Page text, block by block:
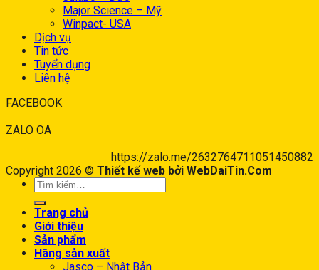
Major Science – Mỹ
Winpact- USA
Dịch vụ
Tin tức
Tuyển dụng
Liên hệ
FACEBOOK
ZALO OA
https://zalo.me/2632764711051450882
Copyright 2026 © Thiết kế web bởi WebDaiTin.Com
Trang chủ
Giới thiệu
Sản phẩm
Hãng sản xuất
Jasco – Nhật Bản